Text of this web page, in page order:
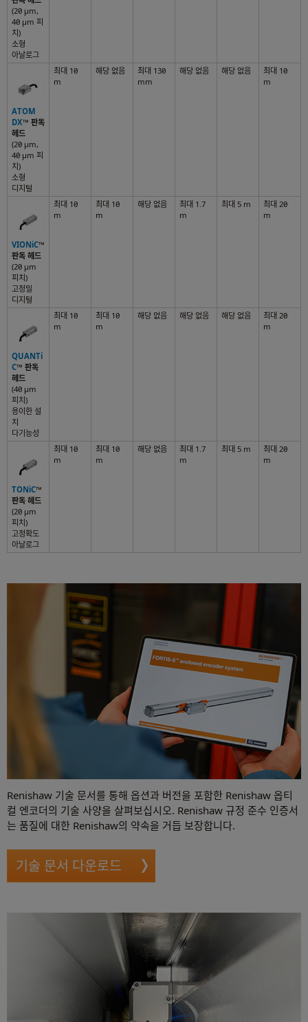
(20 µm,
40 µm 피
치)
소형
아날로그
ATOM
DX™ 판독
헤드
(20 µm,
40 µm 피
치)
소형
디지털
최대 10
m
해당 없음
최대 130
mm
해당 없음 해당 없음
최대 10
m
VIONiC™
판독 헤드
(20 µm
피치)
고정밀
디지털
최대 10
m
최대 10
m
해당 없음
최대 1.7
m
최대 5 m
최대 20
m
QUANTi
C™ 판독
헤드
(40 µm
피치)
용이한 설
치
다기능성
최대 10
m
최대 10
m
해당 없음 해당 없음 해당 없음
최대 20
m
TONiC™
판독 헤드
(20 µm
피치)
고정확도
아날로그
최대 10
m
최대 10
m
해당 없음
최대 1.7
m
최대 5 m
최대 20
m
Renishaw 기술 문서를 통해 옵션과 버전을 포함한 Renishaw 옵티
컬 엔코더의 기술 사양을 살펴보십시오. Renishaw 규정 준수 인증서
는 품질에 대한 Renishaw의 약속을 거듭 보장합니다.
기술 문서 다운로드